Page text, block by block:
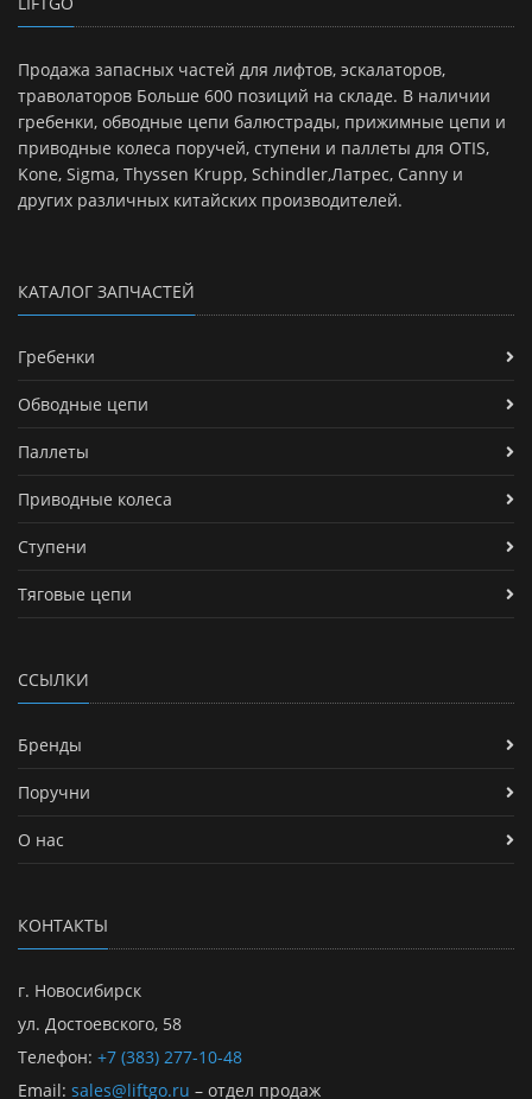
Продажа запасных частей для лифтов, эскалаторов,
траволаторов Больше 600 позиций на складе. В наличии
гребенки, обводные цепи балюстрады, прижимные цепи и
приводные колеса поручей, ступени и паллеты для OTIS,
Kone, Sigma, Thyssen Krupp, Schindler,Латрес, Canny и
других различных китайских производителей.
КАТАЛОГ ЗАПЧАСТЕЙ
Гребенки
Обводные цепи
Паллеты
Приводные колеса
Ступени
Тяговые цепи
ССЫЛКИ
Бренды
Поручни
О нас
КОНТАКТЫ
г. Новосибирск
ул. Достоевского, 58
Телефон: +7 (383) 277-10-48
Email: sales@liftgo.ru – отдел продаж